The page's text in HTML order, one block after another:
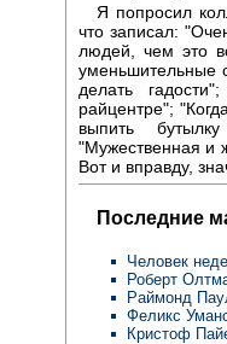
Я попросил
что записал:
людей, чем это
уменьшительные
делать
райцентре";
выпить
"Мужественная и
Вот и вправду,
Последние
Человек
Роберт
Раймонд
Феликс
Кристоф